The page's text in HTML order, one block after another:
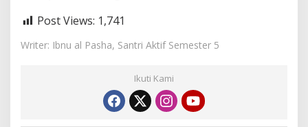
Post Views: 1,741
Writer: Ibnu al Pasha, Santri Aktif Semester 5
Ikuti Kami